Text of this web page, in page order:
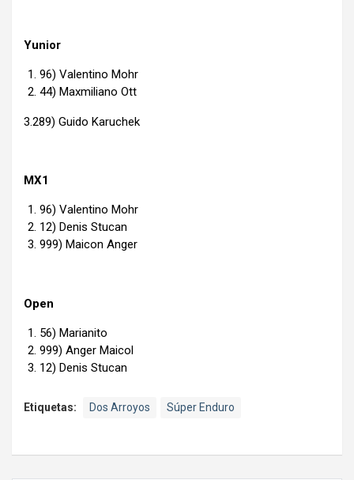
Yunior
96) Valentino Mohr
44) Maxmiliano Ott
3.289) Guido Karuchek
MX1
96) Valentino Mohr
12) Denis Stucan
999) Maicon Anger
Open
56) Marianito
999) Anger Maicol
12) Denis Stucan
Etiquetas: Dos Arroyos Súper Enduro